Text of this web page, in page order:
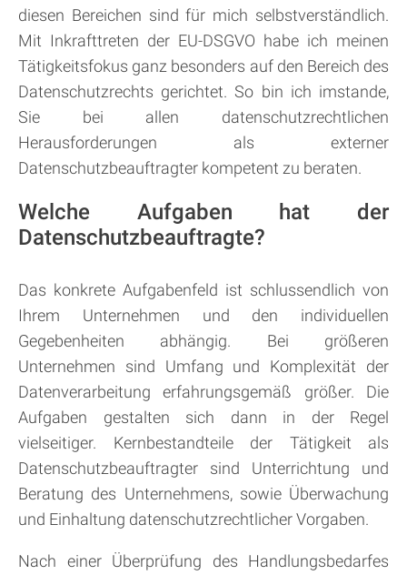
diesen Bereichen sind für mich selbstverständlich.
Mit Inkrafttreten der EU-DSGVO habe ich meinen
Tätigkeitsfokus ganz besonders auf den Bereich des
Datenschutzrechts gerichtet. So bin ich imstande,
Sie bei allen datenschutzrechtlichen
Herausforderungen als externer
Datenschutzbeauftragter kompetent zu beraten.
Welche Aufgaben hat der
Datenschutzbeauftragte?
Das konkrete Aufgabenfeld ist schlussendlich von
Ihrem Unternehmen und den individuellen
Gegebenheiten abhängig. Bei größeren
Unternehmen sind Umfang und Komplexität der
Datenverarbeitung erfahrungsgemäß größer. Die
Aufgaben gestalten sich dann in der Regel
vielseitiger. Kernbestandteile der Tätigkeit als
Datenschutzbeauftragter sind Unterrichtung und
Beratung des Unternehmens, sowie Überwachung
und Einhaltung datenschutzrechtlicher Vorgaben.
Nach einer Überprüfung des Handlungsbedarfes